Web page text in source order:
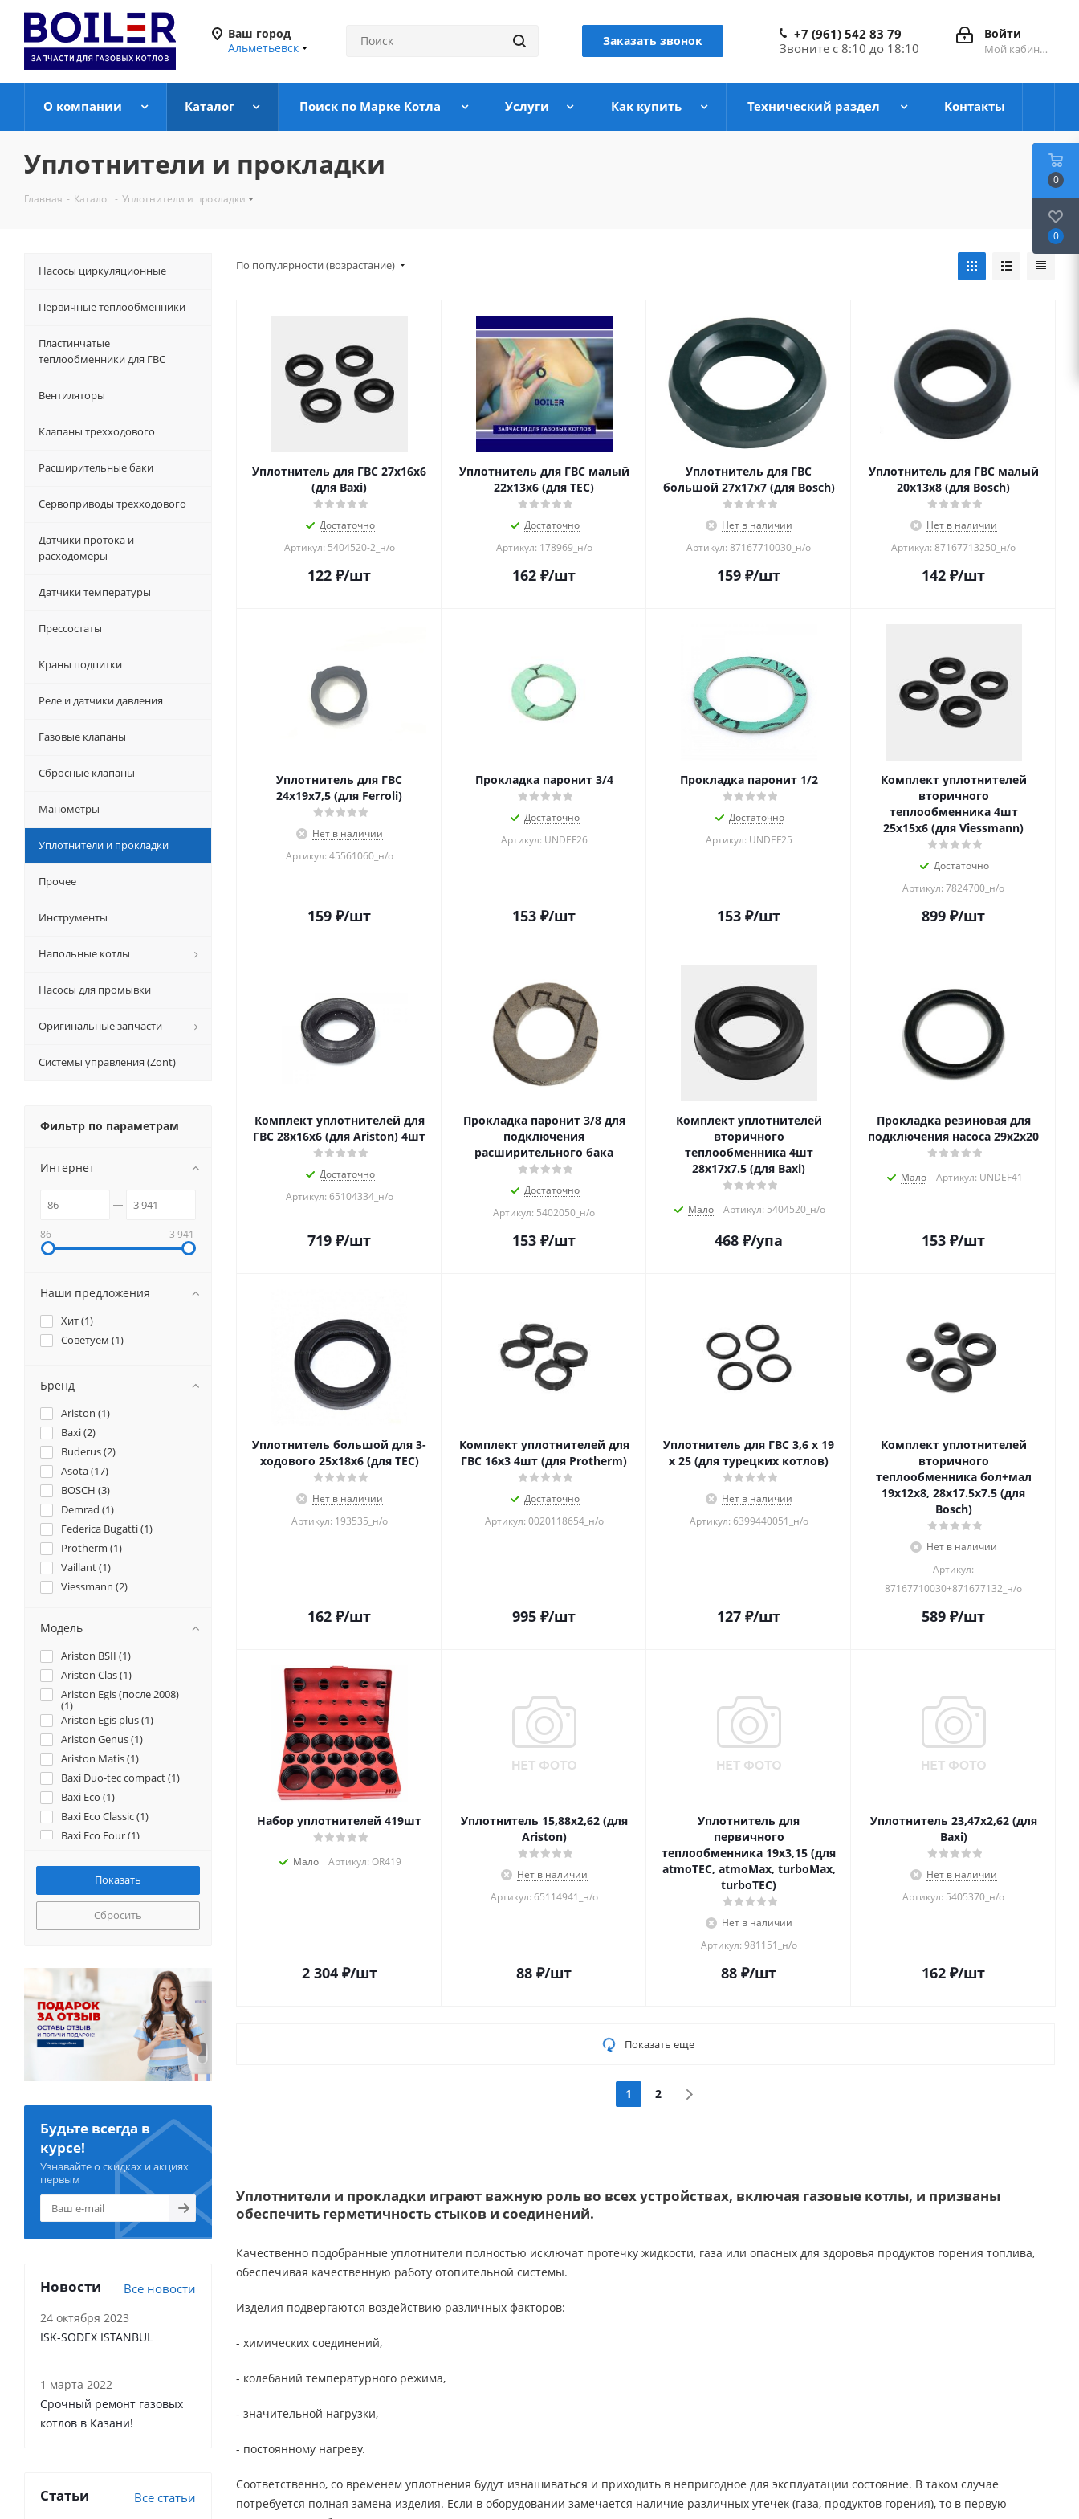
Ваш город
Альметьевск
Заказать звонок Войти
Мой кабинет
+7 (961) 542 83 79
Звоните с 8:10 до 18:10
О компании Каталог Поиск по Марке Котла Услуги Как купить Технический раздел Контакты
Уплотнители и прокладки
Главная - Каталог - Уплотнители и прокладки
По популярности (возрастание)
Уплотнитель для ГВС 27x16x6
(для Baxi)
Достаточно
Артикул: 5404520-2_н/о
122 ₽/шт
Уплотнитель для ГВС малый
22x13x6 (для TEC)
Достаточно
Артикул: 178969_н/о
162 ₽/шт
Уплотнитель для ГВС
большой 27x17x7 (для Bosch)
Нет в наличии
Артикул: 87167710030_н/о
159 ₽/шт
Уплотнитель для ГВС малый
20x13x8 (для Bosch)
Нет в наличии
Артикул: 87167713250_н/о
142 ₽/шт
Уплотнитель для ГВС
24x19x7,5 (для Ferroli)
Нет в наличии
Артикул: 45561060_н/о
159 ₽/шт
Прокладка паронит 3/4
Достаточно
Артикул: UNDEF26
153 ₽/шт
Прокладка паронит 1/2
Достаточно
Артикул: UNDEF25
153 ₽/шт
Комплект уплотнителей
вторичного
теплообменника 4шт
25х15х6 (для Viessmann)
Достаточно
Артикул: 7824700_н/о
899 ₽/шт
Комплект уплотнителей для
ГВС 28x16x6 (для Ariston) 4шт
Достаточно
Артикул: 65104334_н/о
719 ₽/шт
Прокладка паронит 3/8 для
подключения
расширительного бака
Достаточно
Артикул: 5402050_н/о
153 ₽/шт
Комплект уплотнителей
вторичного
теплообменника 4шт
28х17х7.5 (для Baxi)
Мало Артикул: 5404520_н/о
468 ₽/упа
Прокладка резиновая для
подключения насоса 29х2х20
Мало Артикул: UNDEF41
153 ₽/шт
Уплотнитель большой для 3-
ходового 25x18x6 (для TEC)
Нет в наличии
Артикул: 193535_н/о
162 ₽/шт
Комплект уплотнителей для
ГВС 16x3 4шт (для Protherm)
Достаточно
Артикул: 0020118654_н/о
995 ₽/шт
Уплотнитель для ГВС 3,6 x 19
x 25 (для турецких котлов)
Нет в наличии
Артикул: 6399440051_н/о
127 ₽/шт
Комплект уплотнителей
вторичного
теплообменника бол+мал
19х12х8, 28х17.5х7.5 (для
Bosch)
Нет в наличии
Артикул:
87167710030+871677132_н/о
589 ₽/шт
Набор уплотнителей 419шт
Мало Артикул: OR419
2 304₽/шт
Уплотнитель 15,88x2,62 (для
Ariston)
Нет в наличии
Артикул: 65114941_н/о
88 ₽/шт
Уплотнитель для
первичного
теплообменника 19x3,15 (для
atmoTEC, atmoMax, turboMax,
turboTEC)
Нет в наличии
Артикул: 981151_н/о
88 ₽/шт
Уплотнитель 23,47x2,62 (для
Baxi)
Нет в наличии
Артикул: 5405370_н/о
162 ₽/шт
Показать еще
1 2
Уплотнители и прокладки играют важную роль во всех устройствах, включая газовые котлы, и призваны
обеспечить герметичность стыков и соединений.
Качественно подобранные уплотнители полностью исключат протечку жидкости, газа или опасных для здоровья продуктов горения топлива,
обеспечивая качественную работу отопительной системы.
Изделия подвергаются воздействию различных факторов:
- химических соединений,
- колебаний температурного режима,
- значительной нагрузки,
- постоянному нагреву.
Соответственно, со временем уплотнения будут изнашиваться и приходить в непригодное для эксплуатации состояние. В таком случае
потребуется полная замена изделия. Если в оборудовании замечается наличие различных утечек (газа, продуктов горения), то в первую
Насосы циркуляционные
Первичные теплообменники
Пластинчатые
теплообменники для ГВС
Вентиляторы
Клапаны трехходового
Расширительные баки
Сервоприводы трехходового
Датчики протока и
расходомеры
Датчики температуры
Прессостаты
Краны подпитки
Реле и датчики давления
Газовые клапаны
Сбросные клапаны
Манометры
Уплотнители и прокладки
Прочее
Инструменты
Напольные котлы
Насосы для промывки
Оригинальные запчасти
Системы управления (Zont)
Фильтр по параметрам
Интернет
86 3 941
Наши предложения
Хит (1)
Советуем (1)
Бренд
Ariston (1)
Baxi (2)
Buderus (2)
Asota (17)
BOSCH (3)
Demrad (1)
Federica Bugatti (1)
Protherm (1)
Vaillant (1)
Viessmann (2)
Модель
Ariston BSII (1)
Ariston Clas (1)
Ariston Egis (после 2008)
(1)
Ariston Egis plus (1)
Ariston Genus (1)
Ariston Matis (1)
Baxi Duo-tec compact (1)
Baxi Eco (1)
Baxi Eco Classic (1)
Baxi Eco Four (1)
Baxi Eco-4s (
Baxi Eco-5 compact (1)
Baxi Fourtech (1)
Baxi Luna (1)
Baxi Nuvola (
Baxi Prime HT (32kw) (1)
Bosch GAZ 4000 ZWA24 (1)
Bosch GAZ 7000 (ZSC / ZWC
/ ZWE) (
Bosch WBN6000/2000 (3)
Buderus Logamax U072 (3)
(1)
Demrad Kalisto ( 1)
Demrad Nitron (
Demrad Solaris (
Federica Bugatti ECO (1)
Lynx (1)
WH1B (1
Сбросить
Будьте всегда в
курсе!
Узнавайте о скидках и акциях
первым
Новости Все новости
24 октября 2023
ISK-SODEX ISTANBUL
1 марта 2022
Срочный ремонт газовых
котлов в Казани!
Статьи Все статьи
0
0